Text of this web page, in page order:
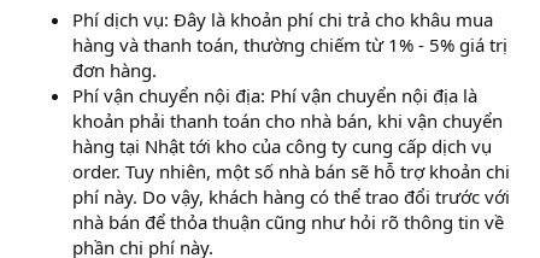
Phí dịch vụ: Đây là khoản phí chi trả cho khâu mua
hàng và thanh toán, thường chiếm từ 1% - 5% giá trị
đơn hàng.
Phí vận chuyển nội địa: Phí vận chuyển nội địa là
khoản phải thanh toán cho nhà bán, khi vận chuyển
hàng tại Nhật tới kho của công ty cung cấp dịch vụ
order. Tuy nhiên, một số nhà bán sẽ hỗ trợ khoản chi
phí này. Do vậy, khách hàng có thể trao đổi trước với
nhà bán để thỏa thuận cũng như hỏi rõ thông tin về
phần chi phí này.